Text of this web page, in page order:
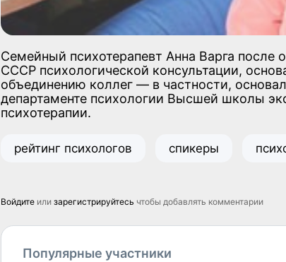
Семейный психотерапевт Анна Варга после
СССР психологической консультации,
объединению коллег — в частности,
департаменте психологии Высшей школы
психотерапии.
рейтинг психологов спикеры
Войдите или зарегистрируйтесь чтобы добавлять комментарии
Популярные участники